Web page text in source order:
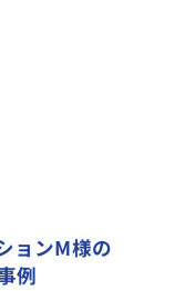
ョンM様の
例